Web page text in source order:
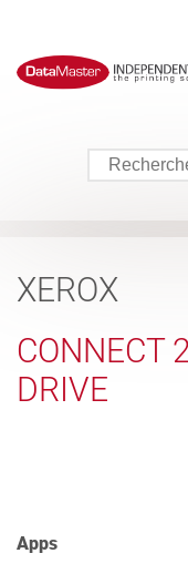
XEROX
CONNECT
DRIVE
Apps